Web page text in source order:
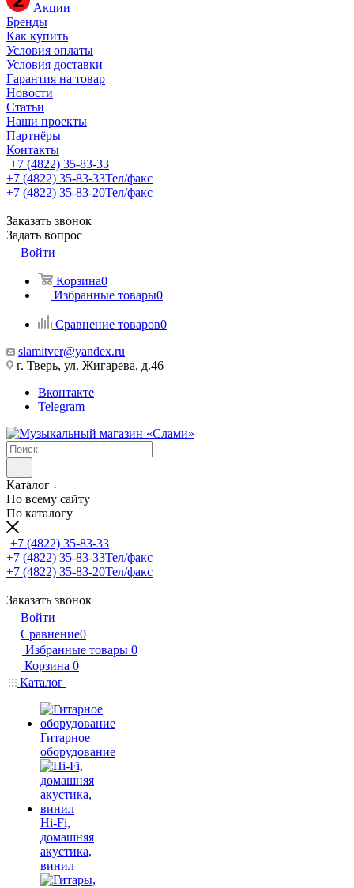
Акции
Бренды
Как купить
Условия оплаты
Условия доставки
Гарантия на товар
Новости
Статьи
Наши проекты
Партнёры
Контакты
+7 (4822) 35-83-33
+7 (4822) 35-83-33Тел/факс
+7 (4822) 35-83-20Тел/факс
Заказать звонок
Задать вопрос
Войти
Корзина0
Избранные товары0
Сравнение товаров0
slamitver@yandex.ru
г. Тверь, ул. Жигарева, д.46
Вконтакте
Telegram
Каталог
По всему сайту
По каталогу
+7 (4822) 35-83-33
+7 (4822) 35-83-33Тел/факс
+7 (4822) 35-83-20Тел/факс
Заказать звонок
Войти
Сравнение0
Избранные товары 0
Корзина 0
Каталог
Гитарное
оборудование
Hi-Fi,
домашняя
акустика,
винил